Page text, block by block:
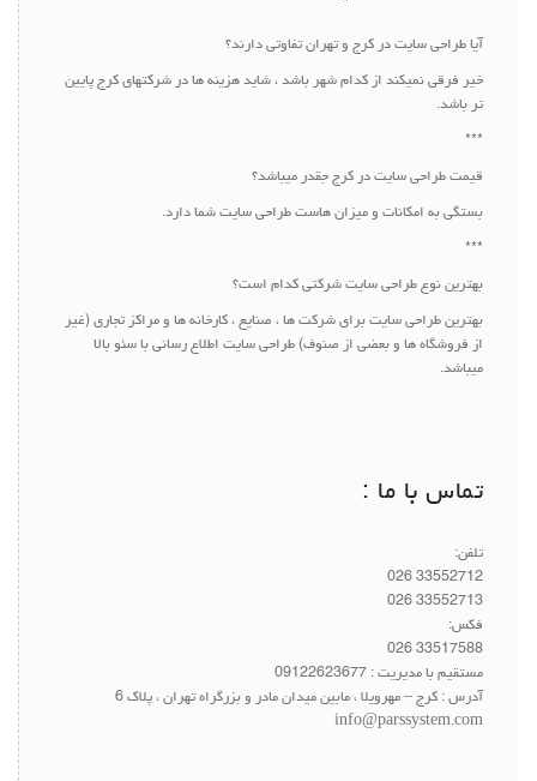
آیا طراحی سایت در کرج و تهران تفاوتی دارند؟
خیر فرقی نمیکند از کدام شهر باشد ، شاید هزینه ها در شرکتهای کرج پایین
تر باشد.
***
قیمت طراحی سایت در کرج جقدر میباشد؟
بستگی به امکانات و میزان هاست طراحی سایت شما دارد.
***
بهترین نوع طراحی سایت شرکتی کدام است؟
بهترین طراحی سایت برای شرکت ها ، صنایع ، کارخانه ها و مراکز تجاری (غیر
از فروشگاه ها و بعضی از صنوف) طراحی سایت اطلاع رسانی با سئو بالا
میباشد.
تماس با ما :
تلفن:
33552712 026
33552713 026
فکس:
33517588 026
مستقیم با مدیریت : 09122623677
آدرس : کرج – مهرویلا ، مابین میدان مادر و بزرگراه تهران ، پلاک 6
info@parssystem.com